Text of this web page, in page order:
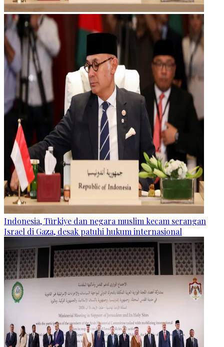
Indonesia, Türkiye dan negara muslim kecam serangan
Israel di Gaza, desak patuhi hukum internasional